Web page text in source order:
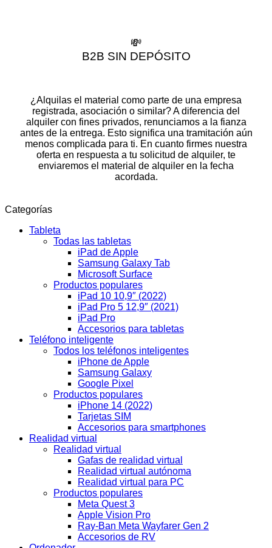
💸
B2B SIN DEPÓSITO
¿Alquilas el material como parte de una empresa
registrada, asociación o similar? A diferencia del
alquiler con fines privados, renunciamos a la fianza
antes de la entrega. Esto significa una tramitación aún
menos complicada para ti. En cuanto firmes nuestra
oferta en respuesta a tu solicitud de alquiler, te
enviaremos el material de alquiler en la fecha
acordada.
Categorías
Tableta
Todas las tabletas
iPad de Apple
Samsung Galaxy Tab
Microsoft Surface
Productos populares
iPad 10 10,9″ (2022)
iPad Pro 5 12,9″ (2021)
iPad Pro
Accesorios para tabletas
Teléfono inteligente
Todos los teléfonos inteligentes
iPhone de Apple
Samsung Galaxy
Google Pixel
Productos populares
iPhone 14 (2022)
Tarjetas SIM
Accesorios para smartphones
Realidad virtual
Realidad virtual
Gafas de realidad virtual
Realidad virtual autónoma
Realidad virtual para PC
Productos populares
Meta Quest 3
Apple Vision Pro
Ray-Ban Meta Wayfarer Gen 2
Accesorios de RV